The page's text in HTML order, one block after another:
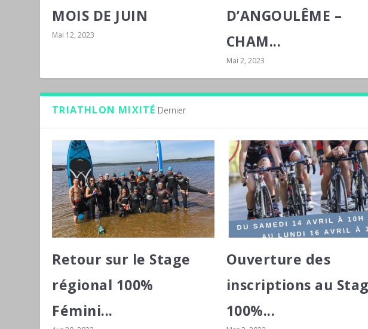
MOIS DE JUIN
Mai 12, 2023
D’ANGOULÊME –
CHAM...
Mai 2, 2023
TRIATHLON MIXITÉ Dernier
Retour sur le Stage
régional 100%
Fémini...
Ouverture des
inscriptions au
100%...